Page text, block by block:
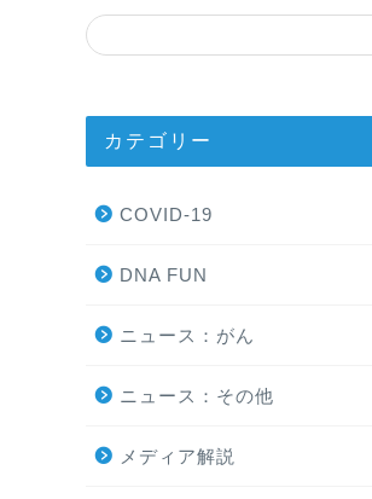
カテゴリー
COVID-19
DNA FUN
ニュース：がん
ニュース：その他
メディア解説